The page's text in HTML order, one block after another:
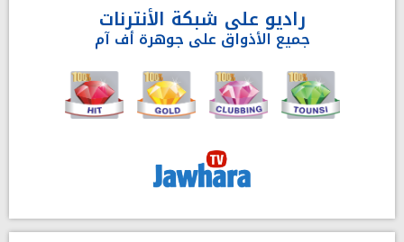
راديو على شبكة الأنترنات
جميع الأذواق على جوهرة أف آم